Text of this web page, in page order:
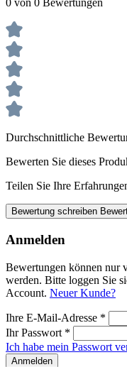
0 von 0 Bewertungen
Durchschnittliche
Bewerten Sie dieses
Teilen Sie Ihre
Bewertung schreiben
Anmelden
Bewertungen können nur
werden. Bitte loggen Sie
Account. Neuer Kunde?
Ihre E-Mail-Adresse *
Ihr Passwort *
Ich habe mein Passwort
Anmelden